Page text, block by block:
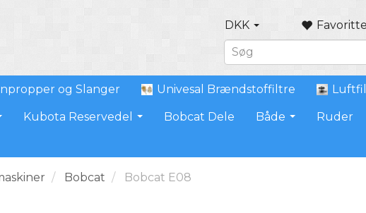
DKK
og Slanger Univesal Brændstoffiltre
Kubota Reservedel Bobcat Dele Både Ruder
Bobcat Bobcat E08